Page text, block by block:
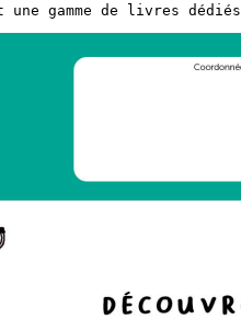
une gamme de livres